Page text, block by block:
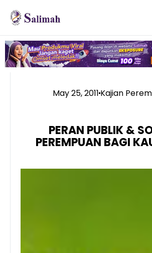
May 25, 2011 Kajian
PERAN PUBLIK &
PEREMPUAN BAGI